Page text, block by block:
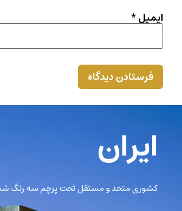
ایمیل*
ایران
کشوری متحد و مستقل تحت پرچم سه رنگ